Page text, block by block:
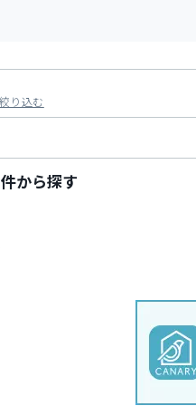
り込む
から探す